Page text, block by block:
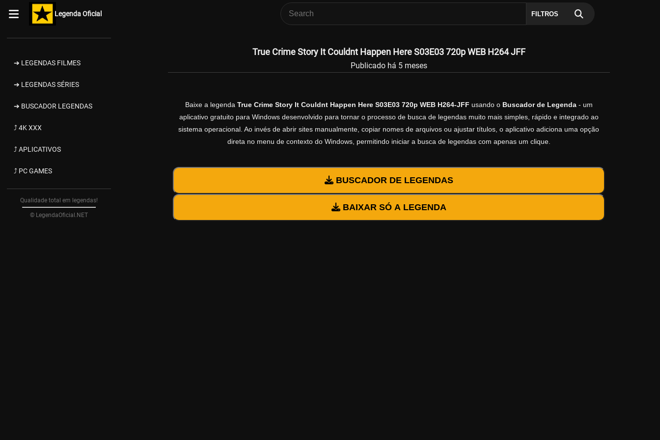
Legenda Oficial FILTROS
➔ LEGENDAS FILMES
➔ LEGENDAS SÉRIES
➔ BUSCADOR LEGENDAS
⤴ 4K XXX
⤴ APLICATIVOS
⤴ PC GAMES
Qualidade total em legendas!
© LegendaOficial.NET
True Crime Story It Couldnt Happen Here S03E03 720p WEB H264 JFF
Publicado há 5 meses
Baixe a legenda True Crime Story It Couldnt Happen Here S03E03 720p WEB H264-JFF usando o Buscador de Legenda- um
aplicativo gratuito para Windows desenvolvido para tornar o processo de busca de legendas muito mais simples, rápido e integrado ao
sistema operacional. Ao invés de abrir sites manualmente, copiar nomes de arquivos ou ajustar títulos, o aplicativo adiciona uma opção
direta no menu de contexto do Windows, permitindo iniciar a busca de legendas com apenas um clique.
BUSCADOR DE LEGENDAS
BAIXAR SÓ A LEGENDA